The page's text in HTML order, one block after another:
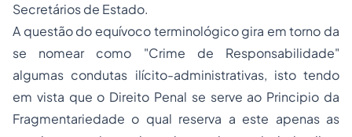
Secretários de Estado.
A questão do equívoco terminológico gira em torno da
se nomear como "Crime de Responsabilidade"
algumas condutas ilícito-administrativas, isto tendo
em vista que o Direito Penal se serve ao Principio da
Fragmentariedade o qual reserva a este apenas as